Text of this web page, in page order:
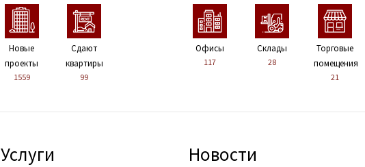
Новые
проекты
1559
Сдают
квартиры
99
Офисы
117
Склады
28
Торговые
помещения
21
Услуги Новости